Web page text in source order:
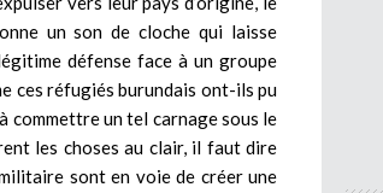
un son de cloche qui laisse
défense face à un groupe
ces réfugiés burundais ont-ils pu
commettre un tel carnage sous le
les choses au clair, il faut dire
sont en voie de créer une